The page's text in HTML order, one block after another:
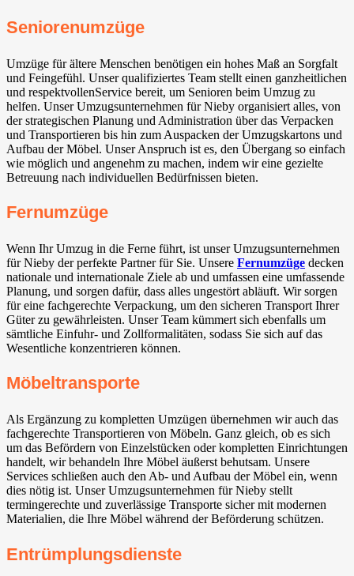
Seniorenumzüge
Umzüge für ältere Menschen benötigen ein hohes Maß an Sorgfalt
und Feingefühl. Unser qualifiziertes Team stellt einen ganzheitlichen
und respektvollenService bereit, um Senioren beim Umzug zu
helfen. Unser Umzugsunternehmen für Nieby organisiert alles, von
der strategischen Planung und Administration über das Verpacken
und Transportieren bis hin zum Auspacken der Umzugskartons und
Aufbau der Möbel. Unser Anspruch ist es, den Übergang so einfach
wie möglich und angenehm zu machen, indem wir eine gezielte
Betreuung nach individuellen Bedürfnissen bieten.
Fernumzüge
Wenn Ihr Umzug in die Ferne führt, ist unser Umzugsunternehmen
für Nieby der perfekte Partner für Sie. Unsere Fernumzüge decken
nationale und internationale Ziele ab und umfassen eine umfassende
Planung, und sorgen dafür, dass alles ungestört abläuft. Wir sorgen
für eine fachgerechte Verpackung, um den sicheren Transport Ihrer
Güter zu gewährleisten. Unser Team kümmert sich ebenfalls um
sämtliche Einfuhr- und Zollformalitäten, sodass Sie sich auf das
Wesentliche konzentrieren können.
Möbeltransporte
Als Ergänzung zu kompletten Umzügen übernehmen wir auch das
fachgerechte Transportieren von Möbeln. Ganz gleich, ob es sich
um das Befördern von Einzelstücken oder kompletten Einrichtungen
handelt, wir behandeln Ihre Möbel äußerst behutsam. Unsere
Services schließen auch den Ab- und Aufbau der Möbel ein, wenn
dies nötig ist. Unser Umzugsunternehmen für Nieby stellt
termingerechte und zuverlässige Transporte sicher mit modernen
Materialien, die Ihre Möbel während der Beförderung schützen.
Entrümplungsdienste